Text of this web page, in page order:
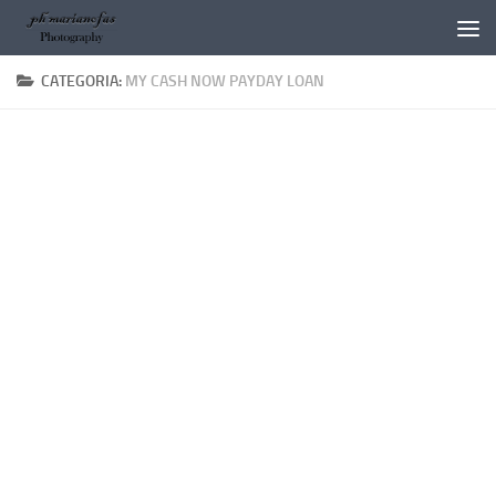
Salta al contenuto
CATEGORIA: MY CASH NOW PAYDAY LOAN